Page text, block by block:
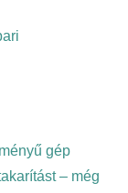
gép
– még